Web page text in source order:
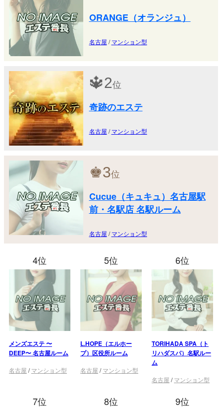
ORANGE（オランジュ）
名古屋 /マンション型
🔱2位
奇跡のエステ
名古屋 /マンション型
♚3位
Cucue（キュキュ）名古屋駅
前・名駅店 名駅ルーム
名古屋 /マンション型
4位
メンズエステ 〜
DEEP〜 名古屋ルーム
名古屋 /マンション型
5位
L.HOPE（エルホー
プ）区役所ルーム
名古屋 /マンション型
6位
TORIHADA SPA（ト
リハダスパ）名駅ルー
ム
名古屋 /マンション型
7位 8位 9位